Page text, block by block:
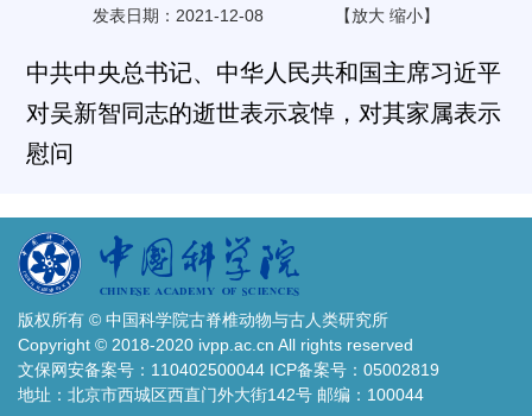
发表日期：2021-12-08 【放大 缩小】
中共中央总书记、中华人民共和国主席习近平
对吴新智同志的逝世表示哀悼，对其家属表示
慰问
版权所有 © 中国科学院古脊椎动物与古人类研究所
Copyright © 2018-2020 ivpp.ac.cn All rights reserved
文保网安备案号：110402500044 ICP备案号：05002819
地址：北京市西城区西直门外大街142号 邮编：100044